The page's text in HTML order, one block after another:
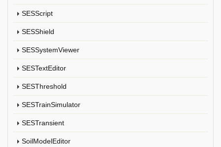
SESScript
SESShield
SESSystemViewer
SESTextEditor
SESThreshold
SESTrainSimulator
SESTransient
SoilModelEditor